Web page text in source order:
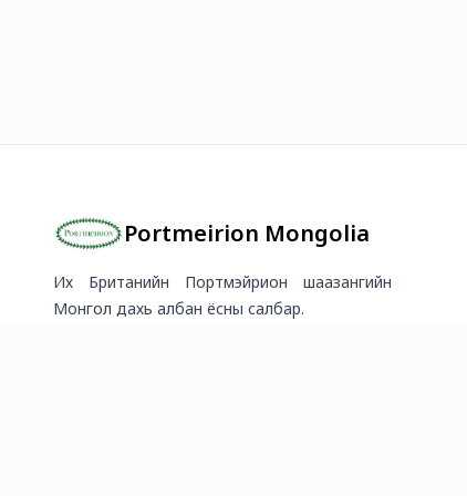
Portmeirion Mongolia
Их Британийн Портмэйрион шаазангийн
Монгол дахь албан ёсны салбар.